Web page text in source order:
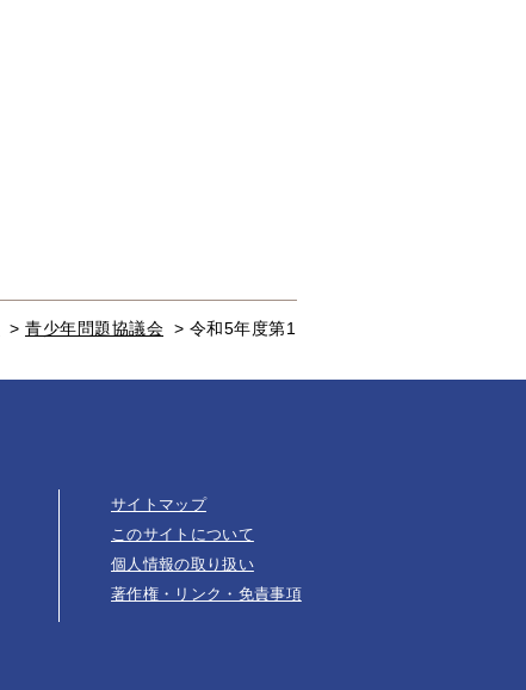
> 青少年問題協議会 > 令和5年度第1
サイトマップ
このサイトについて
個人情報の取り扱い
著作権・リンク・免責事項